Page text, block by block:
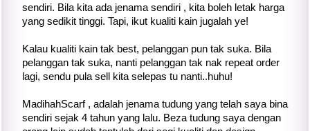
sendiri. Bila kita ada jenama sendiri , kita boleh letak harga
yang sedikit tinggi. Tapi, ikut kualiti kain jugalah ye!
Kalau kualiti kain tak best, pelanggan pun tak suka. Bila
pelanggan tak suka, nanti pelanggan tak nak repeat order
lagi, sendu pula sell kita selepas tu nanti..huhu!
MadihahScarf , adalah jenama tudung yang telah saya bina
sendiri sejak 4 tahun yang lalu. Beza tudung saya dengan